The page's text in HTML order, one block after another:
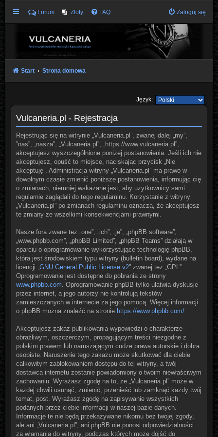
Forum Zloty FAQ Zaloguj się
Start Strona domowa
Język:
Vulcaneria.pl - Rejestracja
Rejestrując się na witrynie „Vulcaneria.pl”, zwanej dalej „my”,
”nas”, „nasza”, „Vulcaneria.pl”, „https://www.vulcaneria.pl”,
akceptujesz wyszczególnione poniżej postanowienia. Jeśli ich nie
akceptujesz, opuść to miejsce, naciskając przycisk „Nie
akceptuję”. Administracja witryny „Vulcaneria.pl” ma prawo w
dowolnym czasie zmienić poniższe postanowienia, informując cię
o zmianach, niemniej wskazane jest, aby użytkownicy sami
regularnie zaglądali do tego regulaminu. Korzystanie z witryny
„Vulcaneria.pl” po zmianach regulaminu oznacza, że akceptujesz
te zmiany ze wszelkimi konsekwencjami prawnymi.
Nasze fora zwane też „one”, „ich”, „je”, „phpBB software”,
„www.phpbb.com”, „phpBB Limited”, „phpBB Teams” działają w
oparciu o oprogramowanie wykorzystujące technologię phpBB,
która jest środowiskiem typu witryny (bulletin board), wydane na
licencji „ GNU General Public License v2” zwanej też „GPL”.
Oprogramowanie jest dostępne do pobrania ze strony
www.phpbb.com . Oprogramowanie phpBB tylko ułatwia dyskusje
przez internet, a jego autorzy nie kontrolują tekstów
zamieszczanych w internecie za jego pomocą. Więcej informacji
o phpBB można znaleźć na stronie https://www.phpbb.com/.
Akceptujesz zakaz publikowania wypowiedzi o charakterze
obraźliwym, oszczerczym, propagującym treści niezgodne z
polskim prawem lub naruszającym cudze prawa autorskie i dobra
osobiste. Naruszenie tego zakazu może skutkować dla ciebie
całkowitym zablokowaniem dostępu do tej witryny, a twój
dostawca internetu zostanie powiadomiony o twoim niewłaściwym
zachowaniu. Wyrażasz zgodę na to, że „Vulcaneria.pl” może w
każdej chwili usunąć, zmienić, przenieść lub zamknąć każdy twój
temat, post. Wyrażasz zgodę na zapisywanie wszystkich
podanych przez ciebie informacji w naszej bazie danych.
Informacje te nie będą przekazywane nikomu bez twojej zgody,
ale ani „Vulcaneria.pl”, ani phpBB nie ponosi odpowiedzialności
za włamania do witryny, podczas których może dojść do